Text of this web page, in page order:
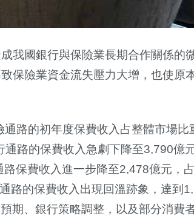
我國銀行與保險業長期合作關係的
保險業資金流失壓力大增，也使原
路的初年度保費收入占整體市場比
路的保費收入急劇下降至3,790億
保費收入進一步降至2,478億元，
路的保費收入出現回溫跡象，達到
期、銀行策略調整，以及部分消費